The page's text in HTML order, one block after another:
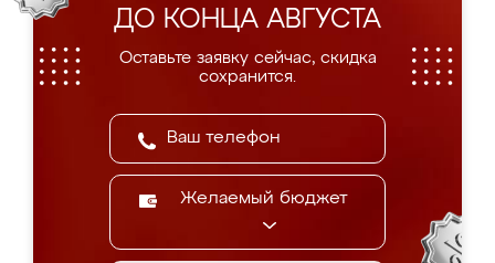
ДО КОНЦА АВГУСТА
Оставьте заявку сейчас, скидка
сохранится.
Желаемый бюджет